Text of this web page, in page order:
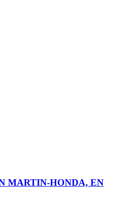
MARTIN-HONDA, EN